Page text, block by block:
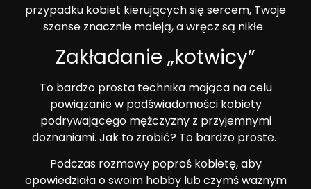
przypadku kobiet kierujących się sercem, Twoje
szanse znacznie maleją, a wręcz są nikłe.
Zakładanie „kotwicy”
To bardzo prosta technika mająca na celu
powiązanie w podświadomości kobiety
podrywającego mężczyzny z przyjemnymi
doznaniami. Jak to zrobić? To bardzo proste.
Podczas rozmowy poproś kobietę, aby
opowiedziała o swoim hobby lub czymś ważnym